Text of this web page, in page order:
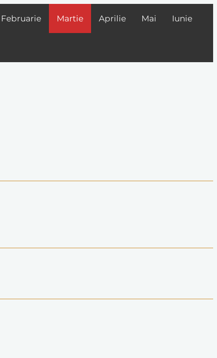
Februarie Martie Aprilie Mai Iunie